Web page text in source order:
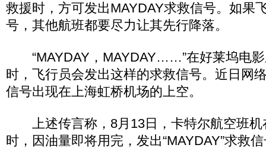
救援时，方可发出MAYDAY求救信号。如果
号，其他航班都要尽力让其先行降落。
“MAYDAY，MAYDAY……”在好莱坞电影
时，飞行员会发出这样的求救信号。近日网
信号出现在上海虹桥机场的上空。
上述传言称，8月13日，卡特尔航空班机
时，因油量即将用完，发出“MAYDAY”求救